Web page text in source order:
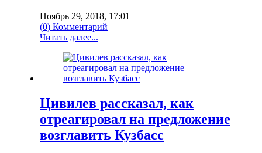
Ноябрь 29, 2018, 17:01
(0) Комментарий
Читать далее...
Цивилев рассказал, как
отреагировал на предложение
возглавить Кузбасс